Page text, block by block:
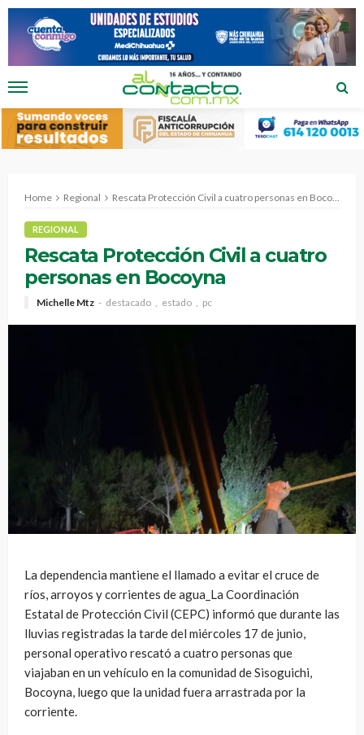
Home Regional Rescata Protección Civil a cuatro personas en Bocoyna
REGIONAL
Rescata Protección Civil a cuatro
personas en Bocoyna
Michelle Mtz destacado estado pc
La dependencia mantiene el llamado a evitar el cruce de
ríos, arroyos y corrientes de agua_La Coordinación
Estatal de Protección Civil (CEPC) informó que durante las
lluvias registradas la tarde del miércoles 17 de junio,
personal operativo rescató a cuatro personas que
viajaban en un vehículo en la comunidad de Sisoguichi,
Bocoyna, luego que la unidad fuera arrastrada por la
corriente.